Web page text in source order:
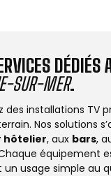
DÉDIÉS
SUR-MER.
des installations TV
Nos solutions
hôtelier, aux bars,
équipement
un usage simple au